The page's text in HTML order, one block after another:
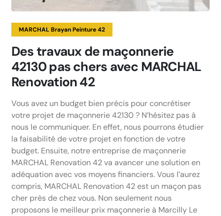
MARCHAL Brayan Peinture 42
Des travaux de maçonnerie
42130 pas chers avec MARCHAL
Renovation 42
Vous avez un budget bien précis pour concrétiser
votre projet de maçonnerie 42130 ? N’hésitez pas à
nous le communiquer. En effet, nous pourrons étudier
la faisabilité de votre projet en fonction de votre
budget. Ensuite, notre entreprise de maçonnerie
MARCHAL Renovation 42 va avancer une solution en
adéquation avec vos moyens financiers. Vous l’aurez
compris, MARCHAL Renovation 42 est un maçon pas
cher près de chez vous. Non seulement nous
proposons le meilleur prix maçonnerie à Marcilly Le